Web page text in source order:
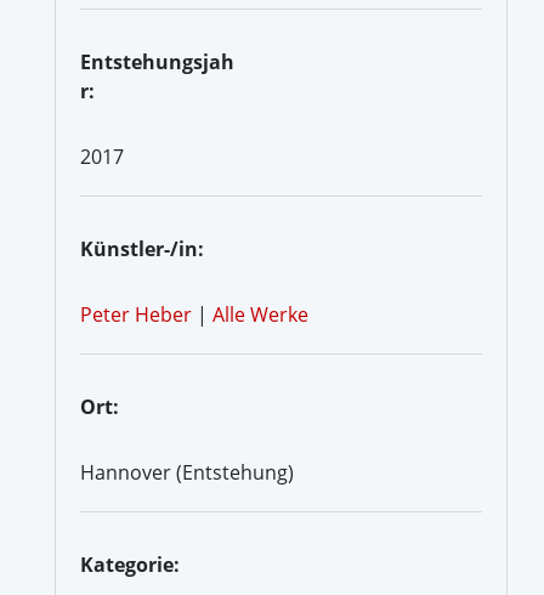
Entstehungsjah
r:
2017
Künstler-/in:
Peter Heber | Alle Werke
Ort:
Hannover (Entstehung)
Kategorie: